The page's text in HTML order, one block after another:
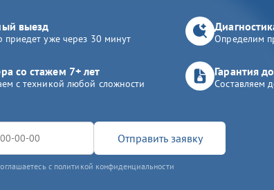
выезд
приедет уже через 30 минут Определим
со стажем 7+ лет
с техникой любой сложности
Гарантия
Составляем
Отправить заявку
с политикой конфиденциальности